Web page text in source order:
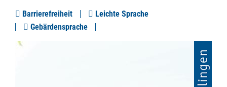
Barrierefreiheit
Leichte Sprache
Gebärdensprache